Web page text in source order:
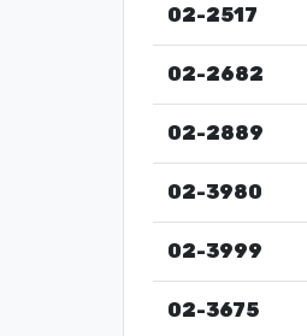
02-2517
02-2682
02-2889
02-3980
02-3999
02-3675